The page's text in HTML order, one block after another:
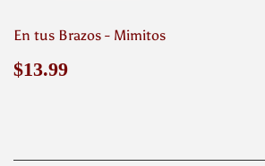
En tus Brazos - Mimitos
Precio
$13.99